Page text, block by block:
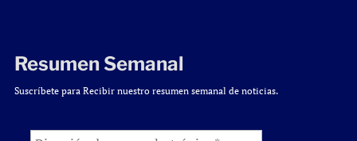
Resumen Semanal
Suscríbete para Recibir nuestro resumen semanal de noticias.